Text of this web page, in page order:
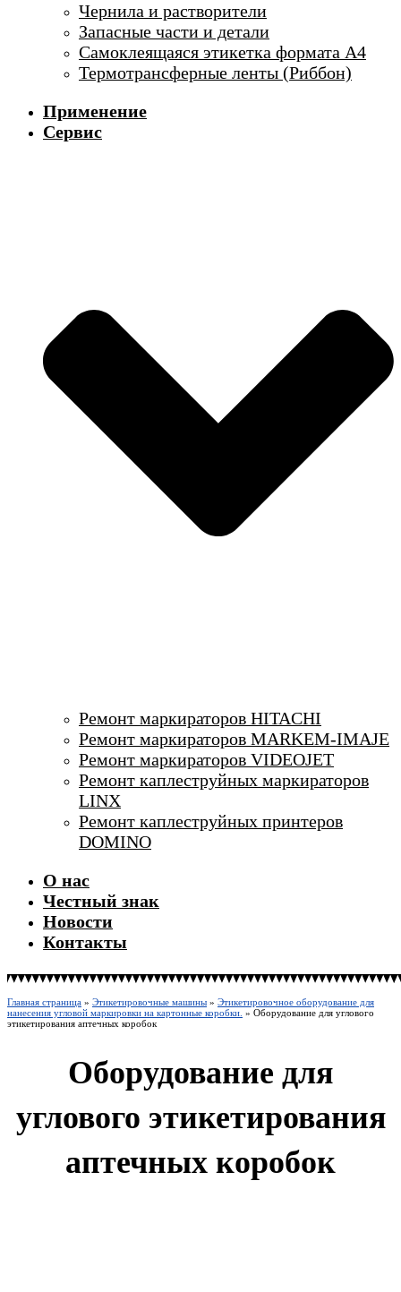
Чернила и растворители
Запасные части и детали
Самоклеящаяся этикетка формата А4
Термотрансферные ленты (Риббон)
Применение
Сервис
Ремонт маркираторов HITACHI
Ремонт маркираторов MARKEM-IMAJE
Ремонт маркираторов VIDEOJET
Ремонт каплеструйных маркираторов
LINX
Ремонт каплеструйных принтеров
DOMINO
О нас
Честный знак
Новости
Контакты
Главная страница » Этикетировочные машины » Этикетировочное оборудование для
нанесения угловой маркировки на картонные коробки. » Оборудование для углового
этикетирования аптечных коробок
Оборудование для
углового этикетирования
аптечных коробок